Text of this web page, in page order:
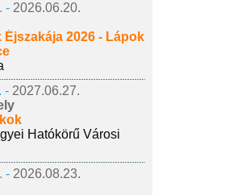
- 2026.06.20.
Éjszakája 2026 - Lápok
- 2027.06.27.
Hatókörű Városi
- 2026.08.23.